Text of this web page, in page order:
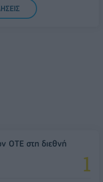
ΟΤΕ στη διεθνή